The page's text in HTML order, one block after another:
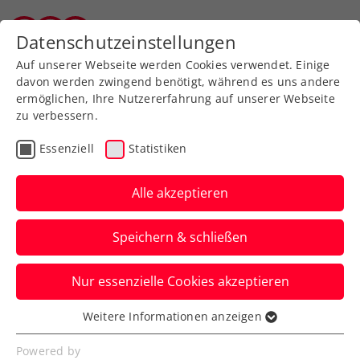
Zurück zur Newsübersicht
Davis Cup: Erhöhte
Chance auf Heimspiel für
ÖTV-Team
Portugal, Bosnien-Herzegowina und
Usbekistan kommen nunmehr als Gegner
ebenfalls in Frage.
Verfasst von: Manuel Wachta, 08.02.2023
Datenschutzeinstellungen
Auf unserer Webseite werden Cookies verwendet. Einige
davon werden zwingend benötigt, während es uns andere
ermöglichen, Ihre Nutzererfahrung auf unserer Webseite
zu verbessern.
Essenziell Statistiken
Alle akzeptieren
Speichern & schließen
Nur essenzielle Cookies akzeptieren
Essenziell
Essenzielle Cookies werden für grundlegende
Weitere Informationen anzeigen
Powered by